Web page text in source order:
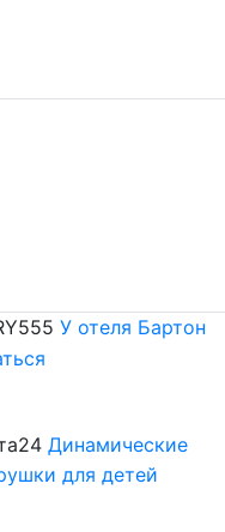
У отеля Бартон
Динамические
для детей